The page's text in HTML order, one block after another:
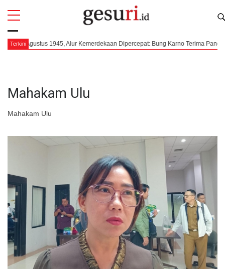
Terkini
Agustus 1945, Alur Kemerdekaan Dipercepat: Bung Karno Terima Panggilan
Mahakam Ulu
Mahakam Ulu
All